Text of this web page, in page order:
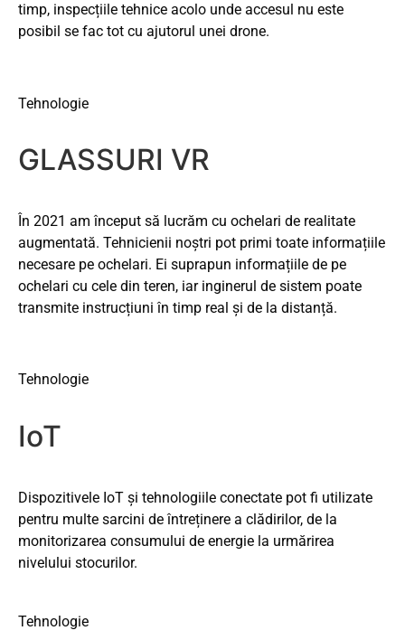
timp, inspecțiile tehnice acolo unde accesul nu este
posibil se fac tot cu ajutorul unei drone.
Tehnologie
GLASSURI VR
În 2021 am început să lucrăm cu ochelari de realitate
augmentată. Tehnicienii noștri pot primi toate informațiile
necesare pe ochelari. Ei suprapun informațiile de pe
ochelari cu cele din teren, iar inginerul de sistem poate
transmite instrucțiuni în timp real și de la distanță.
Tehnologie
IoT
Dispozitivele IoT și tehnologiile conectate pot fi utilizate
pentru multe sarcini de întreținere a clădirilor, de la
monitorizarea consumului de energie la urmărirea
nivelului stocurilor.
Tehnologie